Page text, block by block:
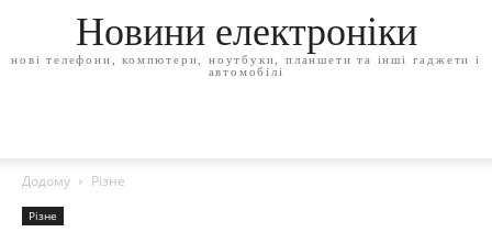
Новини електроніки
нові телефони, компютери, ноутбуки, планшети та інші гаджети і
автомобілі
Додому Різне
Різне